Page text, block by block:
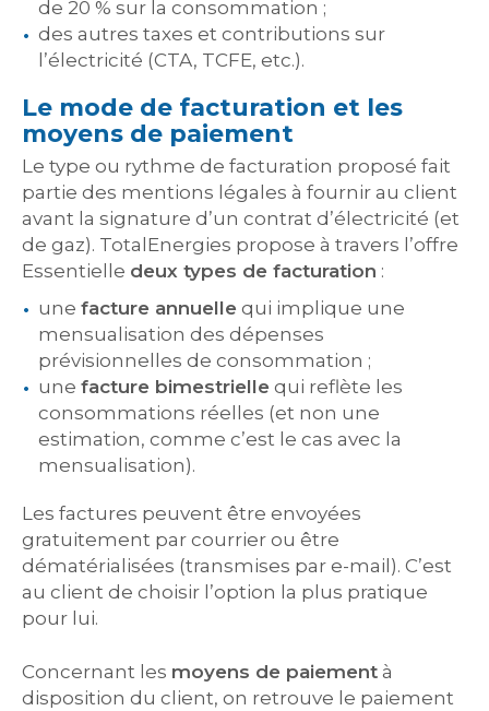
de 20 % sur la consommation ;
des autres taxes et contributions sur
l’électricité (CTA, TCFE, etc.).
Le mode de facturation et les
moyens de paiement
Le type ou rythme de facturation proposé fait
partie des mentions légales à fournir au client
avant la signature d’un contrat d’électricité (et
de gaz). TotalEnergies propose à travers l’offre
Essentielle deux types de facturation :
une facture annuelle qui implique une
mensualisation des dépenses
prévisionnelles de consommation ;
une facture bimestrielle qui reflète les
consommations réelles (et non une
estimation, comme c’est le cas avec la
mensualisation).
Les factures peuvent être envoyées
gratuitement par courrier ou être
dématérialisées (transmises par e-mail). C’est
au client de choisir l’option la plus pratique
pour lui.
Concernant les moyens de paiement à
disposition du client, on retrouve le paiement